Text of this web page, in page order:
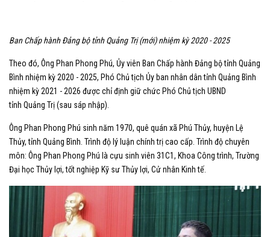
Ban Chấp hành Đảng bộ tỉnh Quảng Trị (mới) nhiệm kỳ 2020 - 2025
Theo đó, Ông Phan Phong Phú, Ủy viên Ban Chấp hành Đảng bộ tỉnh Quảng
Bình nhiệm kỳ 2020 - 2025, Phó Chủ tịch Ủy ban nhân dân tỉnh Quảng Bình
nhiệm kỳ 2021 - 2026 được chỉ định giữ chức Phó Chủ tịch UBND
tỉnh Quảng Trị (sau sáp nhập).
Ông Phan Phong Phú sinh năm 1970, quê quán xã Phú Thủy, huyện Lệ
Thủy, tỉnh Quảng Bình. Trình độ lý luận chính trị cao cấp. Trình độ chuyên
môn: Ông Phan Phong Phú là cựu sinh viên 31C1, Khoa Công trình, Trường
Đại học Thủy lợi, tốt nghiệp Kỹ sư Thủy lợi, Cử nhân Kinh tế.